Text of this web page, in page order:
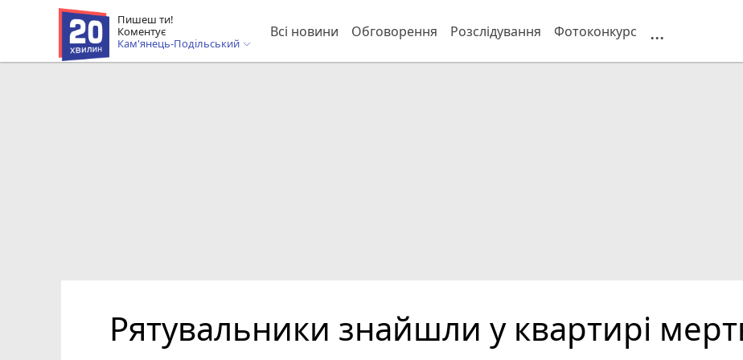
Пишеш ти!
Коментує
Кам'янець-Подільський
Всі новини Обговорення Розслідування Фотоконкурс ...
Рятувальники знайшли у квартирі